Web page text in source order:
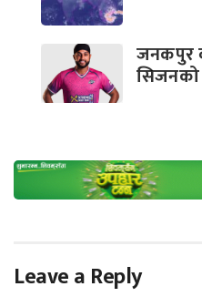
जनकपुर
Leave a Reply